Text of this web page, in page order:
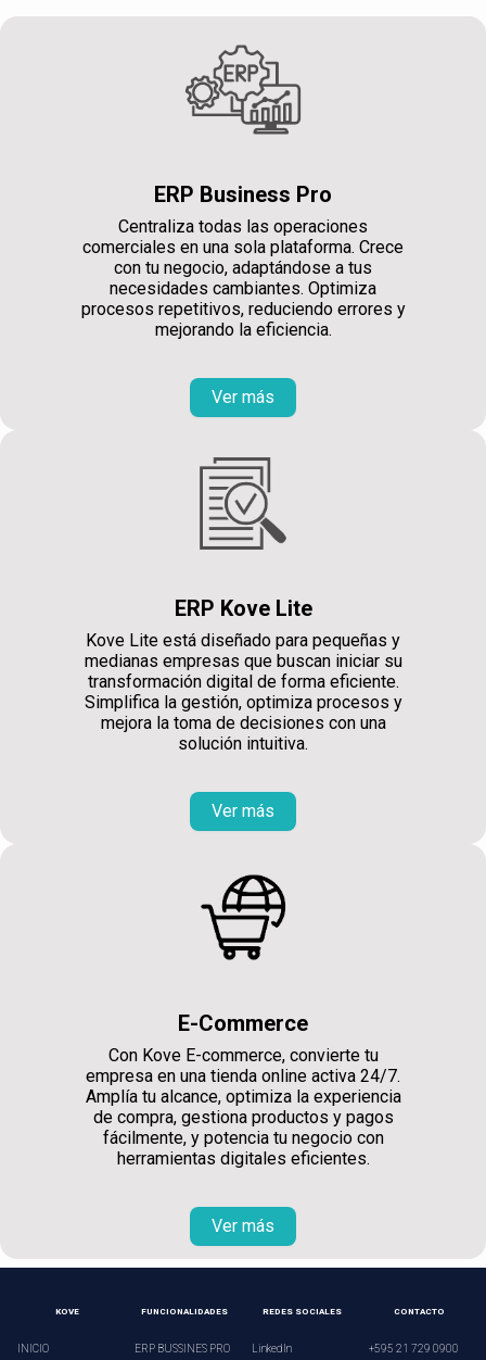
ERP Business Pro
Centraliza todas las operaciones
comerciales en una sola plataforma. Crece
con tu negocio, adaptándose a tus
necesidades cambiantes. Optimiza
procesos repetitivos, reduciendo errores y
mejorando la eficiencia.
Ver más
ERP Kove Lite
Kove Lite está diseñado para pequeñas y
medianas empresas que buscan iniciar su
transformación digital de forma eficiente.
Simplifica la gestión, optimiza procesos y
mejora la toma de decisiones con una
solución intuitiva.
Ver más
E-Commerce
Con Kove E-commerce, convierte tu
empresa en una tienda online activa 24/7.
Amplía tu alcance, optimiza la experiencia
de compra, gestiona productos y pagos
fácilmente, y potencia tu negocio con
herramientas digitales eficientes.
Ver más
KOVE
INICIO
FUNCIONALIDADES
ERP BUSSINES PRO
REDES SOCIALES
LinkedIn
CONTACTO
+595 21 729 0900